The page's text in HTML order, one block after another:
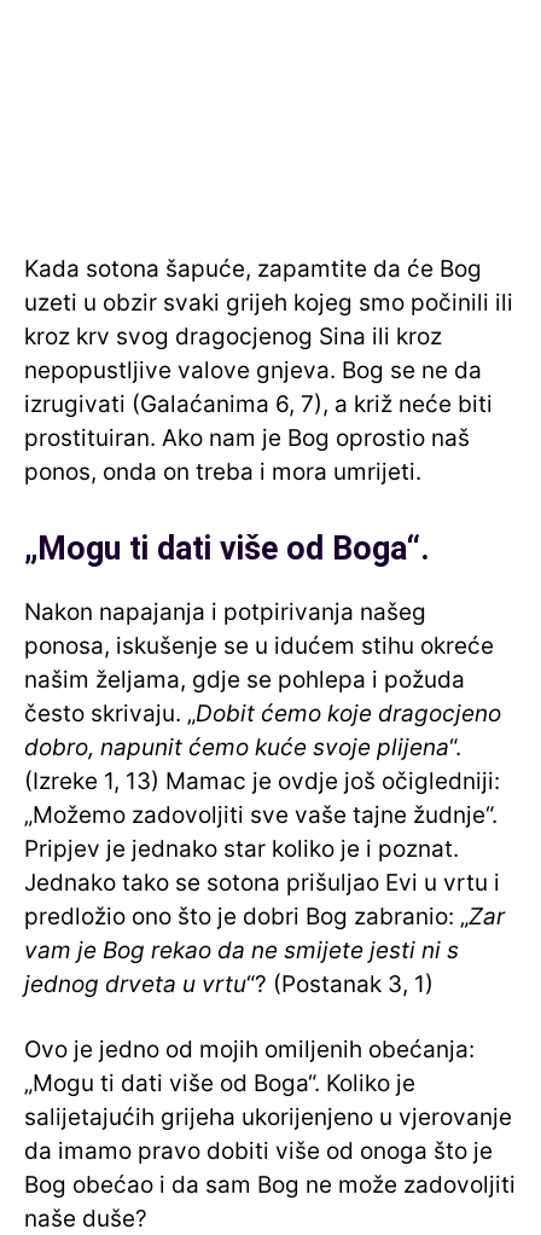
Kada sotona šapuće, zapamtite da će Bog
uzeti u obzir svaki grijeh kojeg smo počinili ili
kroz krv svog dragocjenog Sina ili kroz
nepopustljive valove gnjeva. Bog se ne da
izrugivati (Galaćanima 6, 7), a križ neće biti
prostituiran. Ako nam je Bog oprostio naš
ponos, onda on treba i mora umrijeti.
„Mogu ti dati više od Boga“.
Nakon napajanja i potpirivanja našeg
ponosa, iskušenje se u idućem stihu okreće
našim željama, gdje se pohlepa i požuda
često skrivaju. „Dobit ćemo koje dragocjeno
dobro, napunit ćemo kuće svoje plijena“.
(Izreke 1, 13) Mamac je ovdje još očigledniji:
„Možemo zadovoljiti sve vaše tajne žudnje“.
Pripjev je jednako star koliko je i poznat.
Jednako tako se sotona prišuljao Evi u vrtu i
predložio ono što je dobri Bog zabranio: „Zar
vam je Bog rekao da ne smijete jesti ni s
jednog drveta u vrtu“? (Postanak 3, 1)
Ovo je jedno od mojih omiljenih obećanja:
„Mogu ti dati više od Boga“. Koliko je
salijetajućih grijeha ukorijenjeno u vjerovanje
da imamo pravo dobiti više od onoga što je
Bog obećao i da sam Bog ne može zadovoljiti
naše duše?